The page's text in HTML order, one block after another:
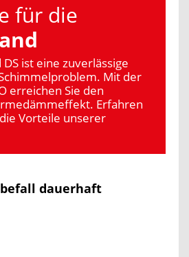
für die
ist eine zuverlässige
Mit der
erreichen Sie den
Erfahren
Vorteile unserer
dauerhaft